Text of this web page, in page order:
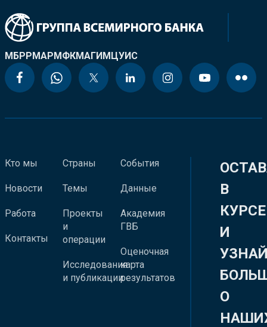
МБРРМАРМФКМАГИМЦУИС
Кто мы
Новости
Работа
Контакты
Страны
Темы
Проекты
и
операции
Исследования
и публикации
События
Данные
Академия
ГВБ
Оценочная
карта
результатов
В
КУРСЕ
И
О